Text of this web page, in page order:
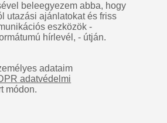
beleegyezem abba, hogy
utazási ajánlatokat és friss
eszközök -
hírlevél, - útján.
adataim
adatvédelmi
módon.